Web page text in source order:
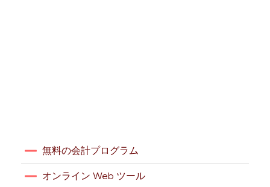
無料の会計プログラム
オンライン Web ツール